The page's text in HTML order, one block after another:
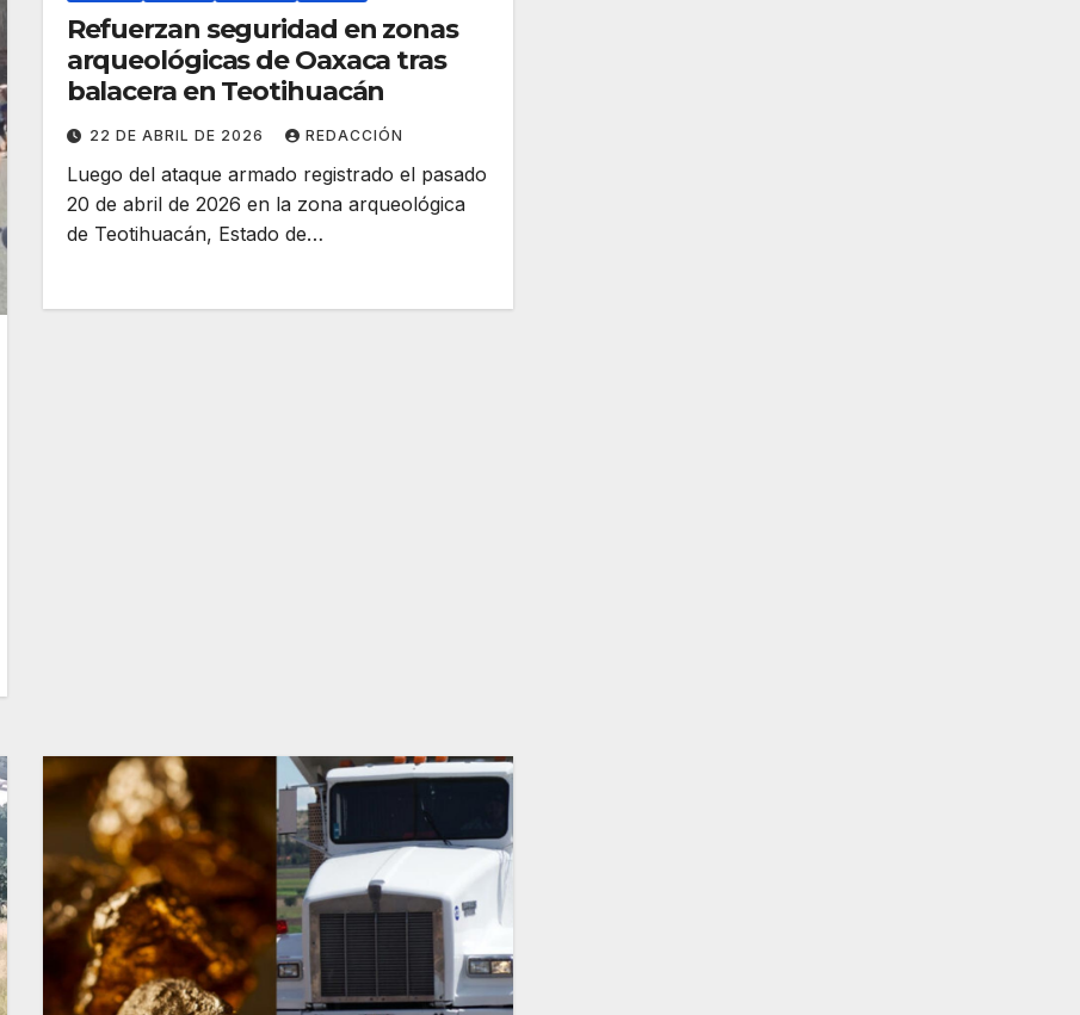
Refuerzan seguridad en zonas
arqueológicas de Oaxaca tras
balacera en Teotihuacán
22 DE ABRIL DE 2026 REDACCIÓN
Luego del ataque armado registrado el pasado
20 de abril de 2026 en la zona arqueológica
de Teotihuacán, Estado de…